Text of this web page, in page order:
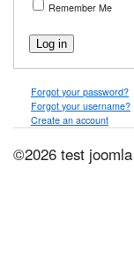
Remember Me
Forgot your password?
Forgot your username?
Create an account
©2026 test joomla